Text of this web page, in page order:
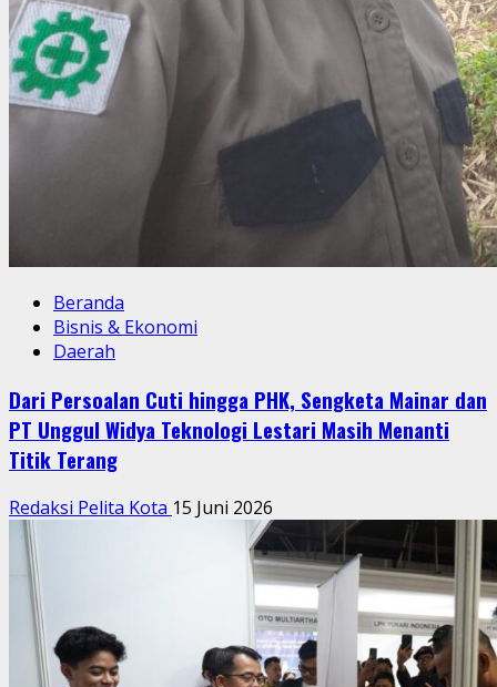
Beranda
Bisnis & Ekonomi
Daerah
Dari Persoalan Cuti hingga PHK, Sengketa Mainar dan
PT Unggul Widya Teknologi Lestari Masih Menanti
Titik Terang
Redaksi Pelita Kota 15 Juni 2026